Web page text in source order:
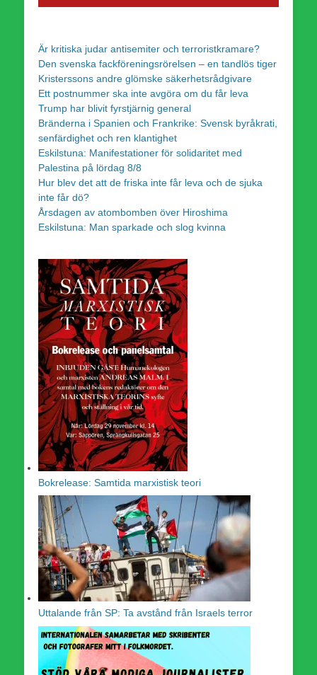
Är kritiska judar antisemiter och terroristkramare?
Den svenska fackföreningsrörelsen – en tandlös tiger
Kristerssons andre glömske säkerhetsrådgivare
Ett postnummer ska inte avgöra om du får leva
Trump har blivit fyrstjärnig general
Bränderna i Spanien och Frankrike: Svensk byråkrati,
senfärdighet och ren klantighet
Eskilstuna: Manifestationer för solidaritet med
Palestina på lördag 8/8
Hur blev det att de friska inte får leva och de sjuka
inte får dö?
Årsdagen av atombomben över Hiroshima
Eskilstuna: Man sparkade och slog kvinna
Bokrelease: Samtida marxistisk teori
Uttalande från SP: Ta avstånd från Israels terror